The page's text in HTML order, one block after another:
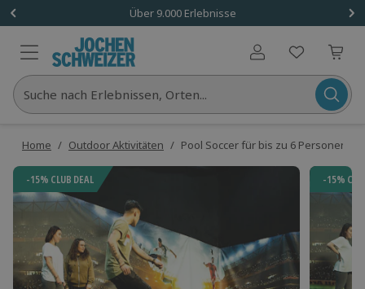
Über 9.000 Erlebnisse
Benutzerkonto
Suche nach Erlebnissen, Orten...
Home / Outdoor Aktivitäten / Pool Soccer für bis zu 6 Personen
-15% CLUB DEAL -15%